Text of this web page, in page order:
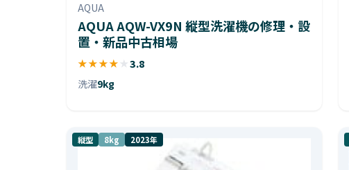
AQUA
AQUA AQW-VX9N 縦型洗濯機の修理・設
置・新品中古相場
★★★★ ★ 3.8
洗濯9kg
縦型 8kg 2023年